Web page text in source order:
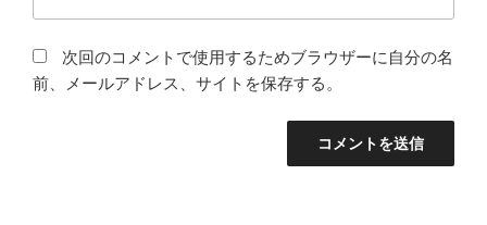
次回のコメントで使用するためブラウザーに自分の名
前、メールアドレス、サイトを保存する。